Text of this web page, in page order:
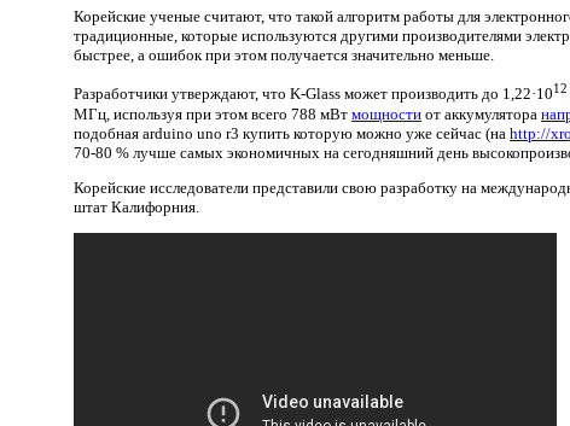
Корейские ученые считают, что такой алгоритм работы для
традиционные, которые используются другими производителями
быстрее, а ошибок при этом получается значительно меньше.
Разработчики утверждают, что K-Glass может производить до 1,22·1012
МГц, используя при этом всего 788 мВт мощности от аккумулятора
подобная arduino uno r3 купить которую можно уже сейчас (на http://
70-80 % лучше самых экономичных на сегодняшний день
Корейские исследователи представили свою разработку на
штат Калифорния.